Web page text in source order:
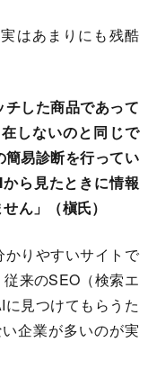
はあまりにも残酷
チした商品であって
しないのと同じで
易診断を行ってい
ら見たときに情報
ん」（槇氏）
かりやすいサイトで
来のSEO（検索エ
見つけてもらうた
企業が多いのが実